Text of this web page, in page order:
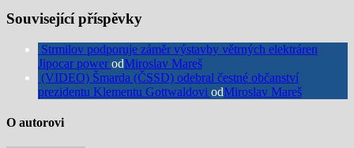
Související příspěvky
Strmilov podporuje záměr výstavby větrných elektráren
Jipocar power odMiroslav Mareš
(VIDEO) Šmarda (ČSSD) odebral čestné občanství
prezidentu Klementu Gottwaldovi odMiroslav Mareš
O autorovi